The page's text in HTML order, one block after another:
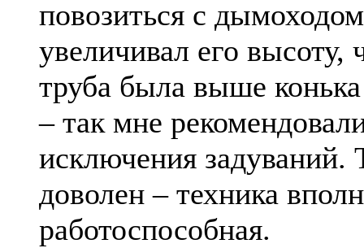
повозиться с
увеличивал его высоту,
труба была выше
– так мне
исключения задуваний.
доволен – техника
работоспособная.